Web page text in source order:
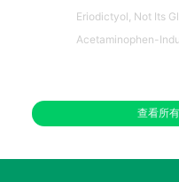
Eriodictyol, Not Its
Acetaminophen-
查看所有